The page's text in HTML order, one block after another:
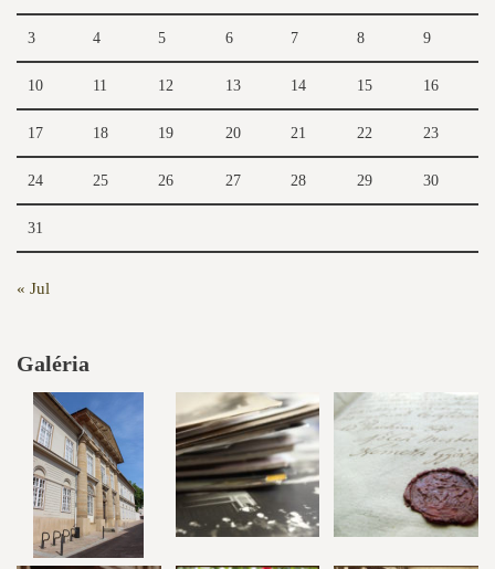
3 4 5 6 7 8 9
10 11 12 13 14 15 16
17 18 19 20 21 22 23
24 25 26 27 28 29 30
31
« Jul
Galéria